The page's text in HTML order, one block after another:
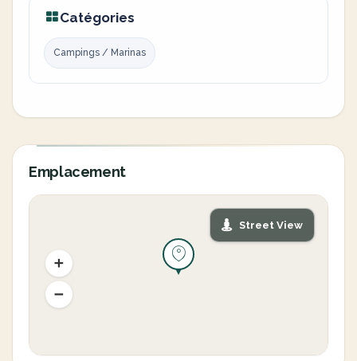
Catégories
Campings / Marinas
Emplacement
Street View